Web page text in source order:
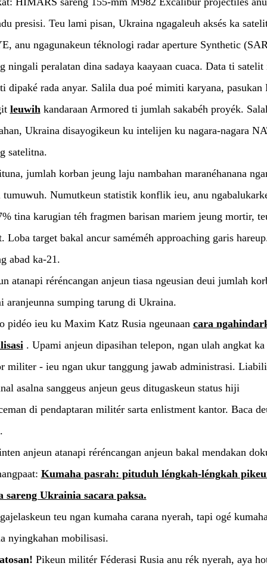
presisi. Teu lami pisan, Ukraina ngagaleuh aksés ka
anu ngagunakeun téknologi radar aperture Synthetic
ningali peralatan dina sadaya kaayaan cuaca. Data ti satelit
dipaké rada anyar. Salila dua poé mimiti karyana, pasukan
leuwihkandaraan Armored ti jumlah sakabéh proyék.
Ukraina disayogikeun ku intelijen ku nagara-nagara
satelitna.
jumlah korban jeung laju nambahan maranéhanana
tumuwuh. Numutkeun statistik konflik ieu, anu
tina karugian téh fragmen barisan mariem jeung mortir,
Loba target bakal ancur saméméh approaching garis
abad ka-21.
atanapi réréncangan anjeun tiasa ngeusian deui jumlah
aranjeunna sumping tarung di Ukraina.
pidéo ieu ku Maxim Katz Rusia ngeunaan cara
. Upami anjeun dipasihan telepon, ngan ulah angkat ka
militer - ieu ngan ukur tanggung jawab administrasi.
asalna sanggeus anjeun geus ditugaskeun status hiji
di pendaptaran militér sarta enlistment kantor. Baca
anjeun atanapi réréncangan anjeun bakal mendakan
Kumaha pasrah: pituduh léngkah-léngkah
sareng Ukrainia sacara paksa.
teu ngan kumaha carana nyerah, tapi ogé
nyingkahan mobilisasi.
Pikeun militér Féderasi Rusia anu rék nyerah, aya